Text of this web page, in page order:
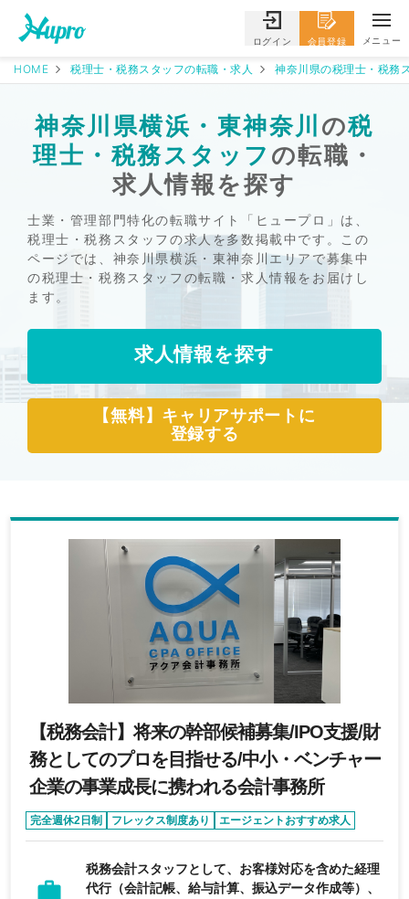
ログイン 会員登録 メニュー
HOME 税理士・税務スタッフの転職・求人 神奈川県の税理士・税務
神奈川県横浜・東神奈川 の税
理士・税務スタッフ の転職・
求人情報を探す
士業・管理部門特化の転職サイト「ヒュープロ」は、
税理士・税務スタッフの求人を多数掲載中です。この
ページでは、神奈川県横浜・東神奈川エリアで募集中
の税理士・税務スタッフの転職・求人情報をお届けし
ます。
求人情報を探す
【無料】キャリアサポートに
登録する
【税務会計】将来の幹部候補募集/IPO支援/財
務としてのプロを目指せる/中小・ベンチャー
企業の事業成長に携われる会計事務所
完全週休2日制 フレックス制度あり
エージェントおすすめ求人
経験者優遇
面接1回のみ
税務会計スタッフとして、お客様対応を含めた経理
代行（会計記帳、給与計算、振込データ作成等）、